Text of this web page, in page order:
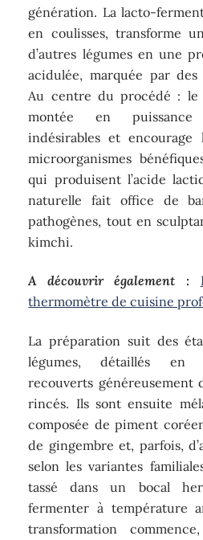
génération. La lacto-
en coulisses, transforme
d’autres légumes en une
acidulée, marquée par des
Au centre du procédé : le
montée en
indésirables et encourage
microorganismes
qui produisent l’acide
naturelle fait office de
pathogènes, tout en
kimchi.
A découvrir également :
thermomètre de cuisine
La préparation suit des
légumes, détaillés en
recouverts généreusement
rincés. Ils sont ensuite
composée de piment
de gingembre et, parfois,
selon les variantes
tassé dans un bocal
fermenter à température
transformation